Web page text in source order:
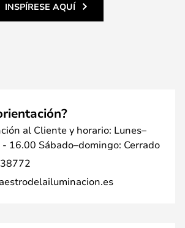
INSPÍRESE AQUÍ
al Cliente y horario: Lunes–
16.00 Sábado–domingo: Cerrado